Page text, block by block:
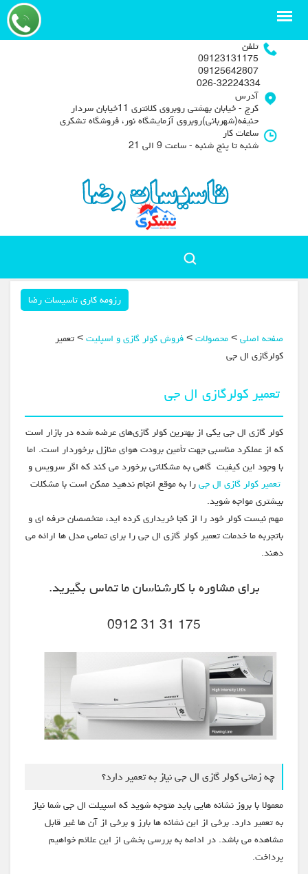
تلفن
09123131175
09125642807
آدرس
کرج - خیابان بهشتی روبروی کلانتری 11خیابان سردار
حنیفه(شهربانی)روبروی آزمایشگاه نور، فروشگاه تشکری
ساعات کار
شنبه تا پنج شنبه - ساعت 9 الی 21
رزومه کاری تاسیسات رضا
صفحه اصلی>محصولات>فروش کولر گازی و اسپلیت> تعمیر
کولرگازی ال جی
تعمیر کولرگازی ال جی
کولر گازی ال جی یکی از بهترین کولر گازی‌های عرضه شده در بازار است
که از عملکرد مناسبی جهت تأمین برودت هوای منازل برخوردار است. اما
با وجود این کیفیت گاهی به مشکلاتی برخورد می کند که اگر سرویس و
تعمیر کولر گازی ال جیرا به موقع انجام ندهید ممکن است با مشکلات
بیشتری مواجه شوید.
مهم نیست کولر خود را از کجا خریداری کرده اید، متخصصان حرفه ای و
باتجربه ما خدمات تعمیر کولر گازی ال جی را برای تمامی مدل ها ارائه می
دهند.
برای مشاوره با کارشناسان ما تماس بگیرید.
175 31 31 0912
چه زمانی کولر گازی ال جی نیاز به تعمیر دارد؟
معمولا با بروز نشانه هایی باید متوجه شوید که اسپیلت ال جی شما نیاز
به تعمیر دارد. برخی از این نشانه ها بارز و برخی از آن ها غیر قابل
مشاهده می باشد. در ادامه به بررسی بخشی از این علائم خواهیم
پرداخت.